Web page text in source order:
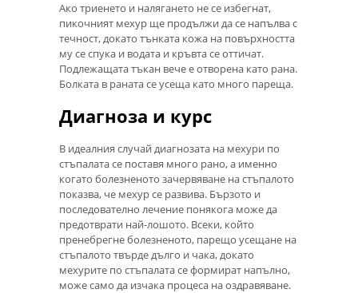
Ако триенето и налягането не се избегнат,
пикочният мехур ще продължи да се напълва с
течност, докато тънката кожа на повърхността
му се спука и водата и кръвта се оттичат.
Подлежащата тъкан вече е отворена като рана.
Болката в раната се усеща като много пареща.
Диагноза и курс
В идеалния случай диагнозата на мехури по
стъпалата се поставя много рано, а именно
когато болезненото зачервяване на стъпалото
показва, че мехур се развива. Бързото и
последователно лечение понякога може да
предотврати най-лошото. Всеки, който
пренебрегне болезненото, парещо усещане на
стъпалото твърде дълго и чака, докато
мехурите по стъпалата се формират напълно,
може само да изчака процеса на оздравяване.